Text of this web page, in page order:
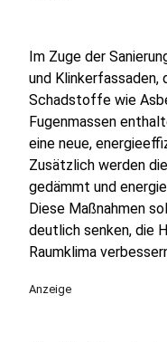
Im Zuge der
und Klinkerfassaden,
Schadstoffe wie
Fugenmassen
eine neue,
Zusätzlich werden
gedämmt und
Diese Maßnahmen
deutlich senken, die
Raumklima
Anzeige